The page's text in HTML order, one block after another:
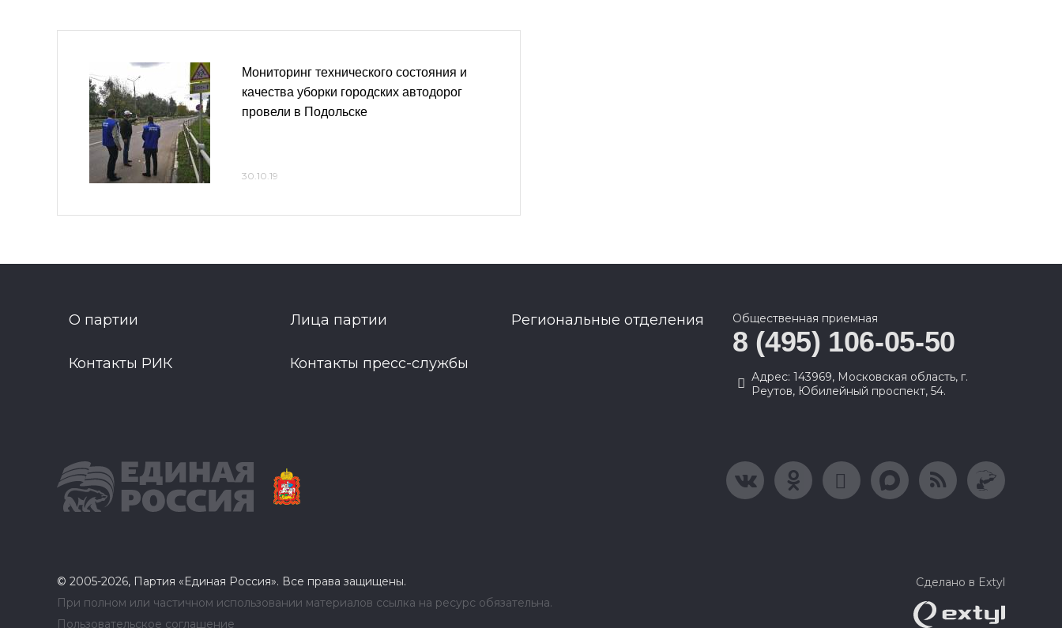
Мониторинг технического состояния и
качества уборки городских автодорог
провели в Подольске
30.10.19
О партии Лица партии Региональные отделения
Контакты РИК Контакты пресс-службы
Общественная приемная
8 (495) 106-05-50
Адрес: 143969, Московская область, г.
Реутов, Юбилейный проспект, 54.
© 2005-2026, Партия «Единая Россия». Все права защищены.
При полном или частичном использовании материалов ссылка на ресурс обязательна.
Пользовательское соглашение
Сделано в Extyl